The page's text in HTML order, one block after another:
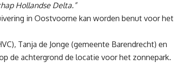
Hollandse Delta.”
in Oostvoorne kan worden benut voor het
Tanja de Jonge (gemeente Barendrecht) en
de achtergrond de locatie voor het zonnepark.